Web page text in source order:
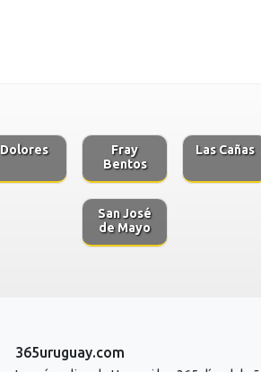
Dolores
Fray
Bentos
Las Cañas
San José
de Mayo
365uruguay.com